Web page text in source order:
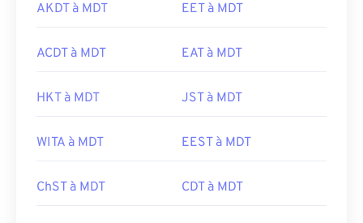
AKDT à MDT EET à MDT
ACDT à MDT EAT à MDT
HKT à MDT JST à MDT
WITA à MDT EEST à MDT
ChST à MDT CDT à MDT